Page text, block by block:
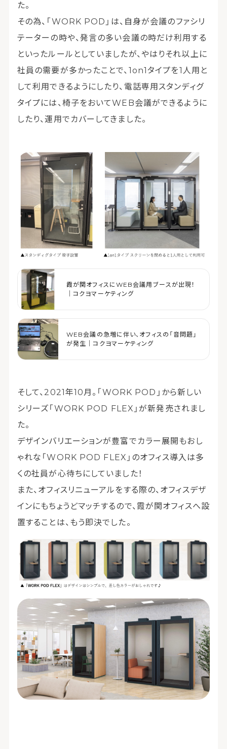
た。
その為、「WORK POD」は、自身が会議のファシリ
テーターの時や、発言の多い会議の時だけ利用する
といったルールとしていましたが、やはりそれ以上に
社員の需要が多かったことで、1on1タイプを1人用と
して利用できるようにしたり、電話専用スタンディグ
タイプには、椅子をおいてWEB会議ができるように
したり、運用でカバーしてきました。
霞が関オフィスにWEB会議用ブースが出現！
｜コクヨマーケティング
WEB会議の急増に伴い、オフィスの「音問題」
が発生｜コクヨマーケティング
そして、2021年10月。「WORK POD」から新しい
シリーズ「WORK POD FLEX」が新発売されまし
た。
デザインバリエーションが豊富でカラー展開もおし
ゃれな「WORK POD FLEX」のオフィス導入は多
くの社員が心待ちにしていました！
また、オフィスリニューアルをする際の、オフィスデザ
インにもちょうどマッチするので、霞が関オフィスへ設
置することは、もう即決でした。